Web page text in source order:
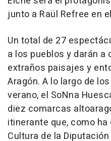
junto a Raül Refree en
Un total de 27
a los pueblos y darán a
extraños paisajes y
Aragón. A lo largo de
verano, el SoNna
diez comarcas
itinerante que, como
Cultura de la